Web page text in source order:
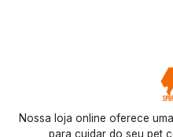
Nossa loja online oferece
para cuidar do seu pet